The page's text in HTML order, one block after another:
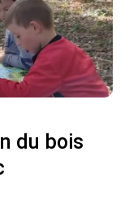
du bois